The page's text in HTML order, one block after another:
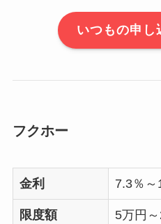
いつもの申し
フクホー
金利 7.3％～
限度額 5万円